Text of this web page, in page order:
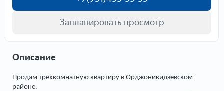
Запланировать просмотр
Описание
Продам трёхкомнатную квартиру в Орджоникидзевском
районе.